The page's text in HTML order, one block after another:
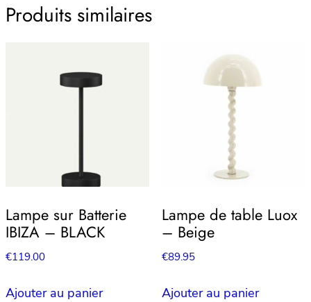
Produits similaires
Lampe sur Batterie
IBIZA – BLACK
€119.00
Ajouter au panier
Lampe de table Luox
– Beige
€89.95
Ajouter au panier